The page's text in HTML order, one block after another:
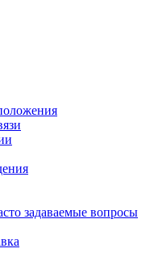
задаваемые вопросы